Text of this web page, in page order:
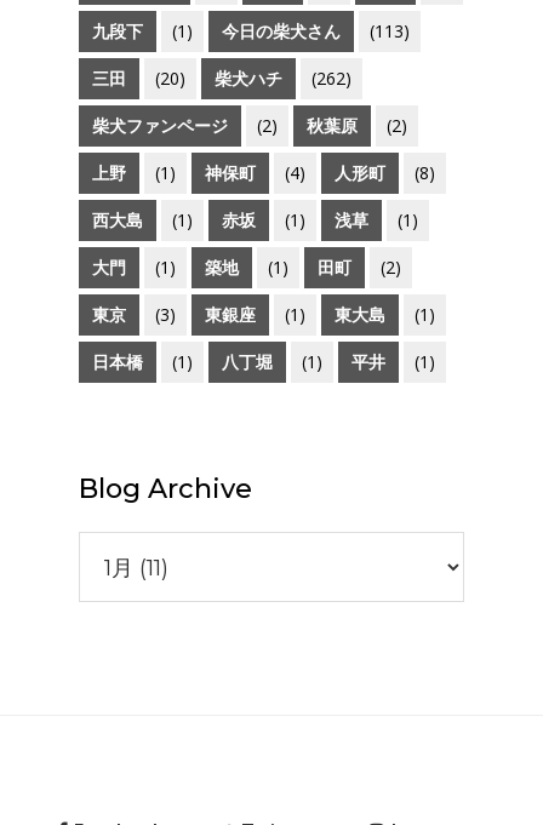
九段下 (1) 今日の柴犬さん (113)
三田 (20) 柴犬ハチ (262)
柴犬ファンページ (2) 秋葉原 (2)
上野 (1) 神保町 (4) 人形町 (8)
西大島 (1) 赤坂 (1) 浅草 (1)
大門 (1) 築地 (1) 田町 (2)
東京 (3) 東銀座 (1) 東大島 (1)
日本橋 (1) 八丁堀 (1) 平井 (1)
Blog Archive